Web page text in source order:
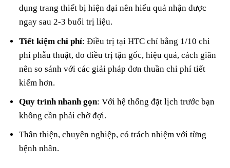
dụng trang thiết bị hiện đại nên hiểu quả nhận được
ngay sau 2-3 buổi trị liệu.
Tiết kiệm chi phí: Điều trị tại HTC chỉ bằng 1/10 chi
phí phẫu thuật, do điều trị tận gốc, hiệu quả, cách giãn
nên so sánh với các giải pháp đơn thuần chi phí tiết
kiếm hơn.
Quy trình nhanh gọn: Với hệ thống đặt lịch trước bạn
không cần phải chờ đợi.
Thân thiện, chuyên nghiệp, có trách nhiệm với từng
bệnh nhân.